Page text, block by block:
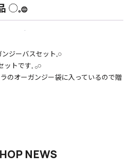
◌𓈒𓐍
ジーバスセット𓈒𓏸︎︎︎︎
トです𓈒 𓂂𓏸
のオーガンジー袋に入っているので贈
NEWS